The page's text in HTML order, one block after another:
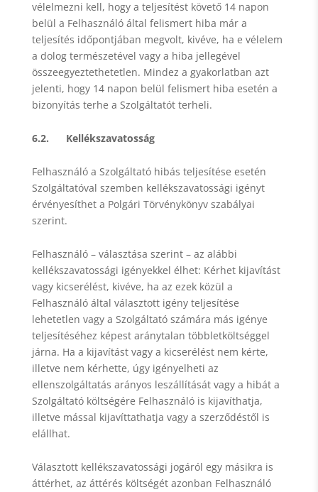
vélelmezni kell, hogy a teljesítést követő 14 napon
belül a Felhasználó által felismert hiba már a
teljesítés időpontjában megvolt, kivéve, ha e vélelem
a dolog természetével vagy a hiba jellegével
összeegyeztethetetlen. Mindez a gyakorlatban azt
jelenti, hogy 14 napon belül felismert hiba esetén a
bizonyítás terhe a Szolgáltatót terheli.
6.2. Kellékszavatosság
Felhasználó a Szolgáltató hibás teljesítése esetén
Szolgáltatóval szemben kellékszavatossági igényt
érvényesíthet a Polgári Törvénykönyv szabályai
szerint.
Felhasználó – választása szerint – az alábbi
kellékszavatossági igényekkel élhet: Kérhet kijavítást
vagy kicserélést, kivéve, ha az ezek közül a
Felhasználó által választott igény teljesítése
lehetetlen vagy a Szolgáltató számára más igénye
teljesítéséhez képest aránytalan többletköltséggel
járna. Ha a kijavítást vagy a kicserélést nem kérte,
illetve nem kérhette, úgy igényelheti az
ellenszolgáltatás arányos leszállítását vagy a hibát a
Szolgáltató költségére Felhasználó is kijavíthatja,
illetve mással kijavíttathatja vagy a szerződéstől is
elállhat.
Választott kellékszavatossági jogáról egy másikra is
áttérhet, az áttérés költségét azonban Felhasználó